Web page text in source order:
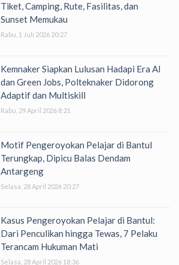
Tiket, Camping, Rute, Fasilitas, dan
Sunset Memukau
Rabu, 1 Juli 2026 20:27
Kemnaker Siapkan Lulusan Hadapi Era AI
dan Green Jobs, Polteknaker Didorong
Adaptif dan Multiskill
Rabu, 29 April 2026 8:21
Motif Pengeroyokan Pelajar di Bantul
Terungkap, Dipicu Balas Dendam
Antargeng
Selasa, 28 April 2026 20:27
Kasus Pengeroyokan Pelajar di Bantul:
Dari Penculikan hingga Tewas, 7 Pelaku
Terancam Hukuman Mati
Selasa, 28 April 2026 18:36